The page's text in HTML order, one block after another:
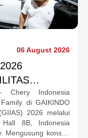
06 August 2026
APRESIASI
RP1
Indonesia
di GAIKINDO
2026 melalui
8B, Indonesia
Mengusung konsep